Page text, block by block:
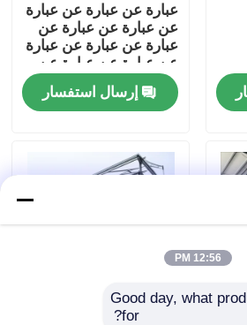
عبارة عن عبارة عن عبارة
عن عبارة عن عبارة عن
عبارة عن عبارة عن عبارة
عن عبارة عن عبارة عن
عبارة عن عبارة
إرسال استفسار
بناء مستودع جاهز مع
12:56 PM
Good day, what
for?